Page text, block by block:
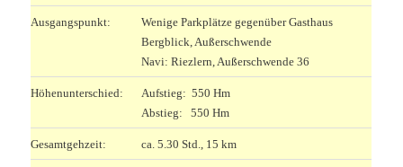
Ausgangspunkt:
Wenige Parkplätze gegenüber Gasthaus
Bergblick, Außerschwende
Navi: Riezlern, Außerschwende 36
Höhenunterschied:
Aufstieg: 550 Hm
Abstieg: 550 Hm
Gesamtgehzeit: ca. 5.30 Std., 15 km